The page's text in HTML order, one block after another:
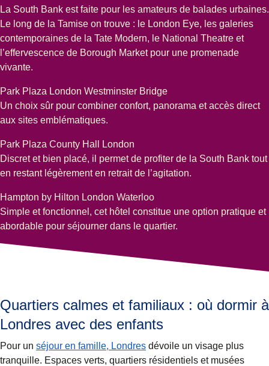
La South Bank est faite pour les amateurs de balades urbaines.
Le long de la Tamise on trouve : le London Eye, les galeries
contemporaines de la Tate Modern, le National Theatre et
l’effervescence de Borough Market pour une promenade
vivante.
Park Plaza London Westminster Bridge
Un choix sûr pour combiner confort, panorama et accès direct
aux sites emblématiques.
Park Plaza County Hall London
Discret et bien placé, il permet de profiter de la South Bank tout
en restant légèrement en retrait de l’agitation.
Hampton by Hilton London Waterloo
Simple et fonctionnel, cet hôtel constitue une option pratique et
abordable pour séjourner dans le quartier.
Quartiers calmes et familiaux : où dormir à
Londres avec des enfants
Pour un séjour en famille, Londres dévoile un visage plus
tranquille. Espaces verts, quartiers résidentiels et musées